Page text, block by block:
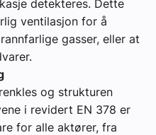
detekteres. Dette
ventilasjon for å
gasser, eller at
og strukturen
i revidert EN 378 er
for alle aktører, fra